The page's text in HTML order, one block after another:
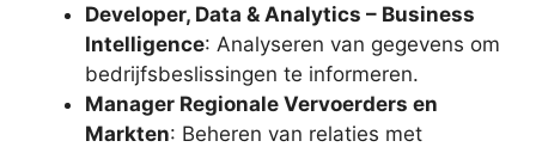
Developer, Data & Analytics – Business
Intelligence: Analyseren van gegevens om
bedrijfsbeslissingen te informeren.
Manager Regionale Vervoerders en
Markten: Beheren van relaties met